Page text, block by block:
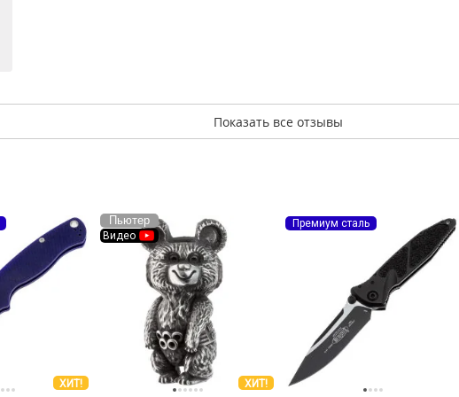
Показать все отзывы
ХИТ!
Пьютер
Видео
ХИТ!
Премиум сталь